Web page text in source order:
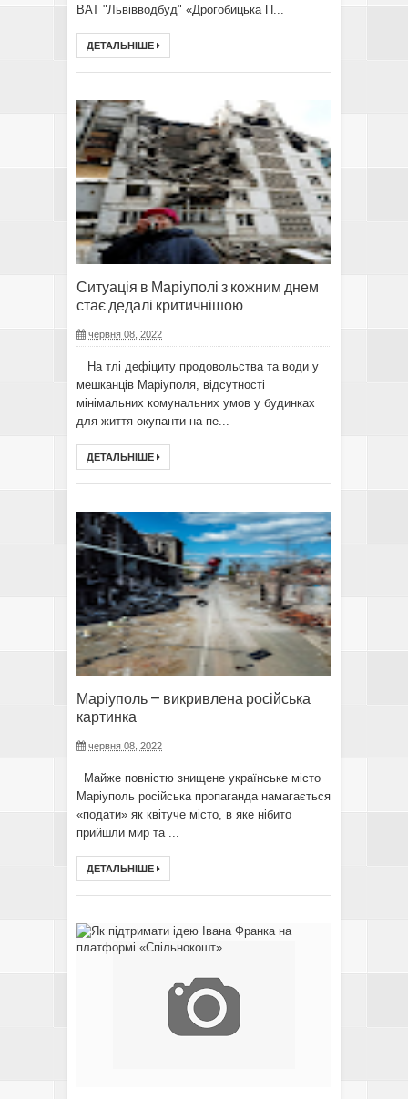
ВАТ "Львівводбуд" «Дрогобицька П...
ДЕТАЛЬНІШЕ
Ситуація в Маріуполі з кожним днем ​​
стає дедалі критичнішою
червня 08, 2022
На тлі дефіциту продовольства та води у
мешканців Маріуполя, відсутності
мінімальних комунальних умов у будинках
для життя окупанти на пе...
ДЕТАЛЬНІШЕ
Маріуполь – викривлена ​​російська
картинка
червня 08, 2022
Майже повністю знищене українське місто
Маріуполь російська пропаганда намагається
«подати» як квітуче місто, в яке нібито
прийшли мир та ...
ДЕТАЛЬНІШЕ